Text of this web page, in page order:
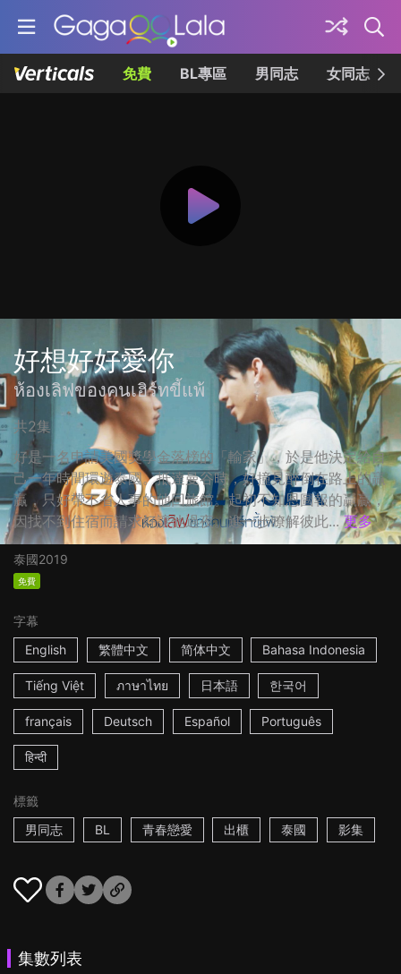
免費 BL專區 男同志 女同志
好想好好愛你
ห้องเลิฟของคนเฮิร์ทขี้แพ้
共2集
好是一名申請美國獎學金落榜的「輸家」，於是他決定給自
己一年時間環遊泰國。抵達曼谷時，好撞見醉倒在路上的贏
贏，只好帶不省人事的他回旅館。起初不知恩圖報的贏贏，
因找不到住宿而請求好讓他過夜。進一步瞭解彼此... 更多
泰國2019
免費
字幕
English
繁體中文 简体中文 Bahasa Indonesia
Tiếng Việt ภาษาไทย 日本語 한국어
français Deutsch Español Português
हिन्दी
標籤
男同志
BL 青春戀愛 出櫃 泰國 影集
集數列表